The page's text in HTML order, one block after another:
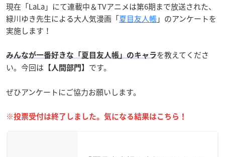
現在「LaLa」にて連載中＆TVアニメは第6期まで放送された、
緑川ゆき先生による大人気漫画「夏目友人帳」のアンケートを
実施します！
みんなが一番好きな「夏目友人帳」のキャラを教えてくださ
い。今回は 【人間部門】 です。
ぜひアンケートにご協力お願いします。
※投票受付は終了しました。気になる結果はこちら！